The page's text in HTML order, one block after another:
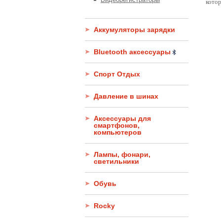
Аккумуляторы зарядки
Bluetooth аксессуары
Спорт Отдых
Давление в шинах
Аксессуары для
смартфонов,
компьютеров
Лампы, фонари,
светильники
Обувь
Rocky